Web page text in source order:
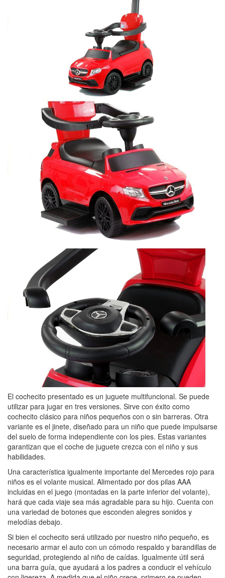
El cochecito presentado es un juguete multifuncional. Se puede
utilizar para jugar en tres versiones. Sirve con éxito como
cochecito clásico para niños pequeños con o sin barreras. Otra
variante es el jinete, diseñado para un niño que puede impulsarse
del suelo de forma independiente con los pies. Estas variantes
garantizan que el coche de juguete crezca con el niño y sus
habilidades.
Una característica igualmente importante del Mercedes rojo para
niños es el volante musical. Alimentado por dos pilas AAA
incluidas en el juego (montadas en la parte inferior del volante),
hará que cada viaje sea más agradable para su hijo. Cuenta con
una variedad de botones que esconden alegres sonidos y
melodías debajo.
Si bien el cochecito será utilizado por nuestro niño pequeño, es
necesario armar el auto con un cómodo respaldo y barandillas de
seguridad, protegiendo al niño de caídas. Igualmente útil será
una barra guía, que ayudará a los padres a conducir el vehículo